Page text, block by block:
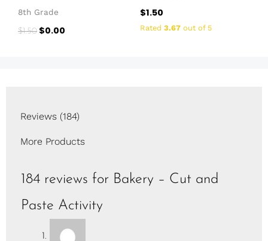
8th Grade
$1.50 $0.00
$1.50
Rated 3.67 out of 5
Reviews (184)
More Products
184 reviews for Bakery – Cut and
Paste Activity